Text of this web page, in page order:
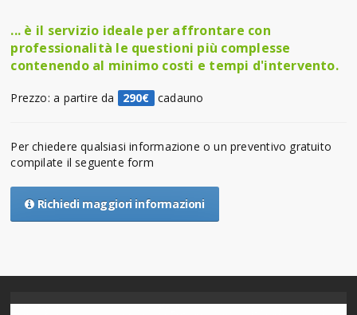
... è il servizio ideale per affrontare con
professionalità le questioni più complesse
contenendo al minimo costi e tempi d'intervento.
Prezzo: a partire da 290€ cadauno
Per chiedere qualsiasi informazione o un preventivo gratuito
compilate il seguente form
Richiedi maggiori informazioni